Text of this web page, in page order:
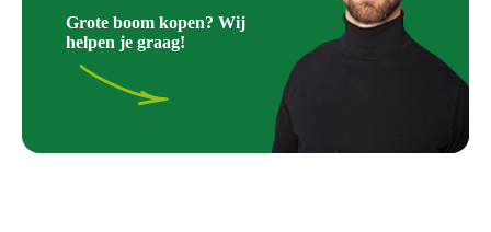
Grote boom kopen? Wij
helpen je graag!